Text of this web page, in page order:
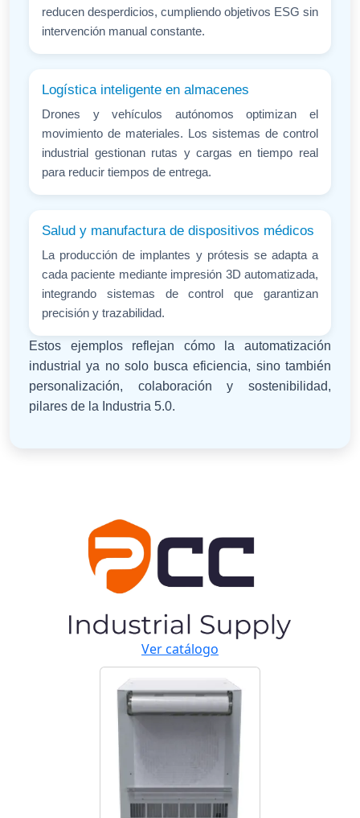
reducen desperdicios, cumpliendo objetivos ESG sin
intervención manual constante.
Logística inteligente en almacenes
Drones y vehículos autónomos optimizan el
movimiento de materiales. Los sistemas de control
industrial gestionan rutas y cargas en tiempo real
para reducir tiempos de entrega.
Salud y manufactura de dispositivos médicos
La producción de implantes y prótesis se adapta a
cada paciente mediante impresión 3D automatizada,
integrando sistemas de control que garantizan
precisión y trazabilidad.
Estos ejemplos reflejan cómo la automatización
industrial ya no solo busca eficiencia, sino también
personalización, colaboración y sostenibilidad,
pilares de la Industria 5.0.
Ver catálogo